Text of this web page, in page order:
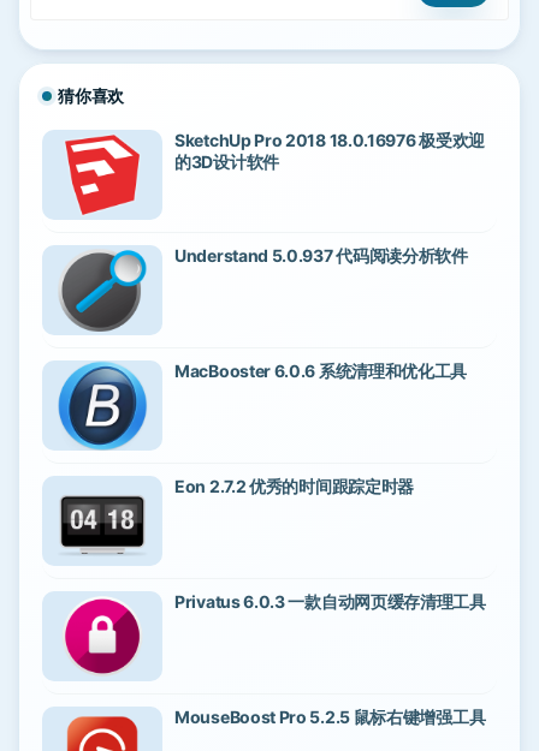
猜你喜欢
SketchUp Pro 2018 18.0.16976 极受欢迎
的3D设计软件
Understand 5.0.937 代码阅读分析软件
MacBooster 6.0.6 系统清理和优化工具
Eon 2.7.2 优秀的时间跟踪定时器
Privatus 6.0.3 一款自动网页缓存清理工具
MouseBoost Pro 5.2.5 鼠标右键增强工具